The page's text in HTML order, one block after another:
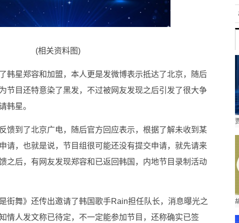
(相关资料图)
韩星郑容和加盟，本人更是发微博表示抵达了北京，随后
节目还特意染了黑发，不过被网友发现之后引发了很大争
韩星。
馈到了北京广电，随后官方回应表示，根据了解未收到某
请，也就是说，节目组很可能还没有提交申请，就先请来
之后，有网友发现郑容和已返回韩国，内地节目录制活动
街舞》还传出邀请了韩国歌手Rain担任队长，消息曝光之
情人发文称已待定，不一定能参加节目，还称确实已签